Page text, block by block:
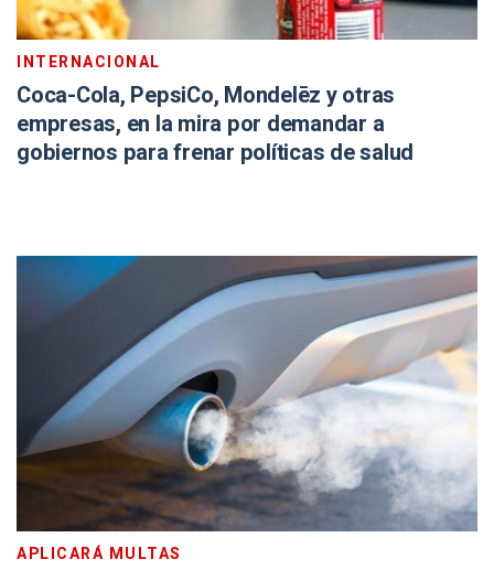
INTERNACIONAL
Coca-Cola, PepsiCo, Mondelēz y otras
empresas, en la mira por demandar a
gobiernos para frenar políticas de salud
APLICARÁ MULTAS